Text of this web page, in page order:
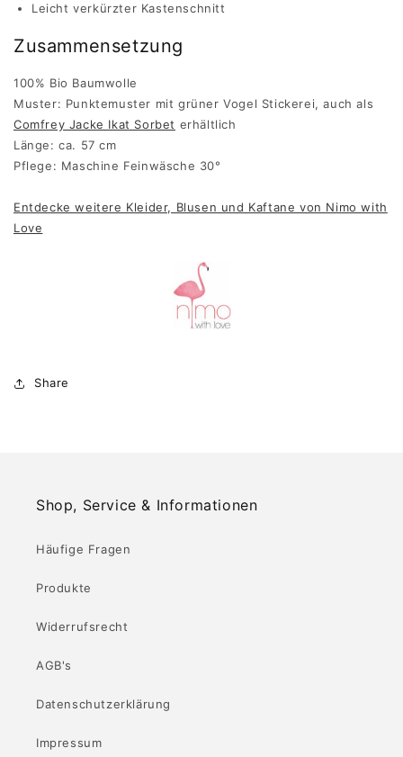
Leicht verkürzter Kastenschnitt
Zusammensetzung
100% Bio Baumwolle
Muster: Punktemuster mit grüner Vogel Stickerei, auch als
Comfrey Jacke Ikat Sorbet erhältlich
Länge: ca. 57 cm
Pflege: Maschine Feinwäsche 30°
Entdecke weitere Kleider, Blusen und Kaftane von Nimo with
Love
Share
Shop, Service & Informationen
Häufige Fragen
Produkte
Widerrufsrecht
AGB's
Datenschutzerklärung
Impressum